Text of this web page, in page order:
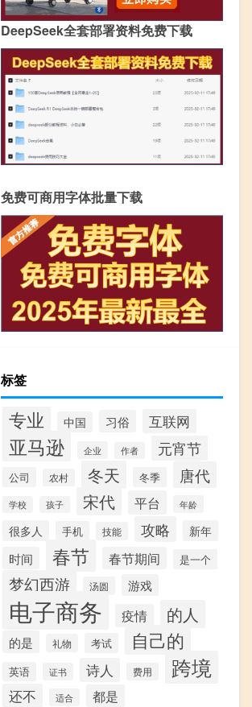
DeepSeek全套部署资料免费下载
免费可商用字体批量下载
标签
专业 中国 习俗 互联网
亚马逊 企业 作者 元宵节
公司 农村 冬天 冬季 唐代
学校 孩子 宋代 平台 年龄
很多人 手机 技能 攻略 新年
时间 春节 春节期间 是一个
梦幻西游 汤圆 游戏
电子商务 疫情 的人
的是 礼物 考试 自己的
英语 证书 诗人 费用 跨境
还不 适合 都是